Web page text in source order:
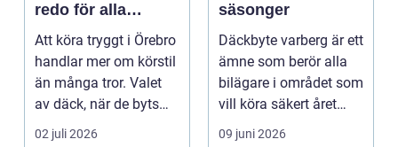
redo för alla
årstider
Att köra tryggt i Örebro
handlar mer om körstil
än många tror. Valet
av däck, när de byts
och hur de...
02 juli 2026
säsonger
Däckbyte varberg är ett
ämne som berör alla
bilägare i området som
vill köra säkert året
om. När väd...
09 juni 2026